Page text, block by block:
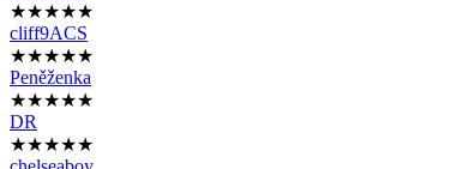
★★★★★
cliff9ACS
★★★★★
Peněženka
★★★★★
DR
★★★★★